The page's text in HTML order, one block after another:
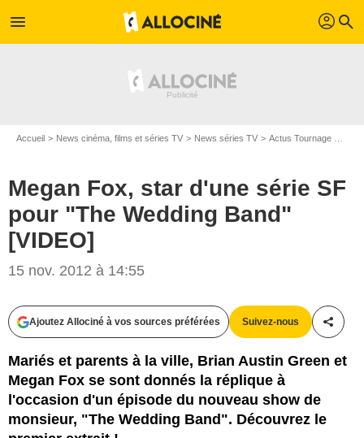
menu profil search
Accueil News cinéma, films et séries TV News séries TV Actus Tournage Séries TV
Megan Fox, star d'une série SF
pour "The Wedding Band"
[VIDEO]
15 nov. 2012 à 14:55
Ajoutez Allociné à vos sources préférées Suivez-nous
Mariés et parents à la ville, Brian Austin Green et
Megan Fox se sont donnés la réplique à
l'occasion d'un épisode du nouveau show de
monsieur, "The Wedding Band". Découvrez le